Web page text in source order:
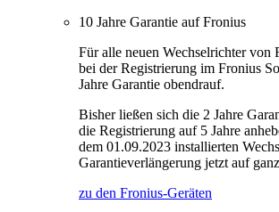
10 Jahre Garantie auf Fronius
Für alle neuen Wechselrichter von
bei der Registrierung im Fronius
Jahre Garantie obendrauf.
Bisher ließen sich die 2 Jahre
die Registrierung auf 5 Jahre
dem 01.09.2023 installierten
Garantieverlängerung jetzt auf
zu den Fronius-Geräten